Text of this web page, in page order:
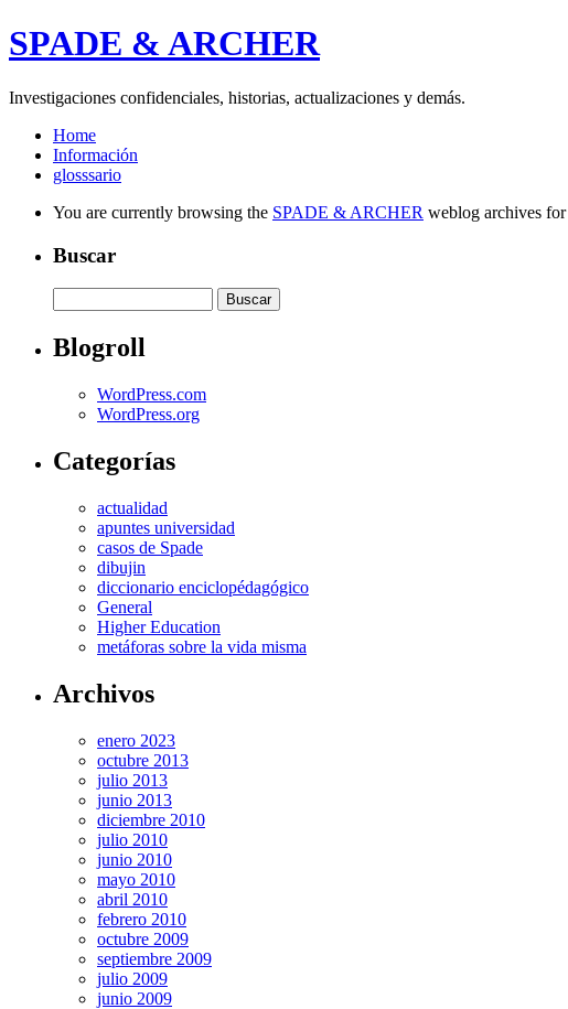
SPADE & ARCHER
Investigaciones confidenciales, historias, actualizaciones y demás.
Home
Información
glosssario
You are currently browsing the SPADE & ARCHER weblog archives
Buscar
Blogroll
WordPress.com
WordPress.org
Categorías
actualidad
apuntes universidad
casos de Spade
dibujin
diccionario enciclopédagógico
General
Higher Education
metáforas sobre la vida misma
Archivos
enero 2023
octubre 2013
julio 2013
junio 2013
diciembre 2010
julio 2010
junio 2010
mayo 2010
abril 2010
febrero 2010
octubre 2009
septiembre 2009
julio 2009
junio 2009